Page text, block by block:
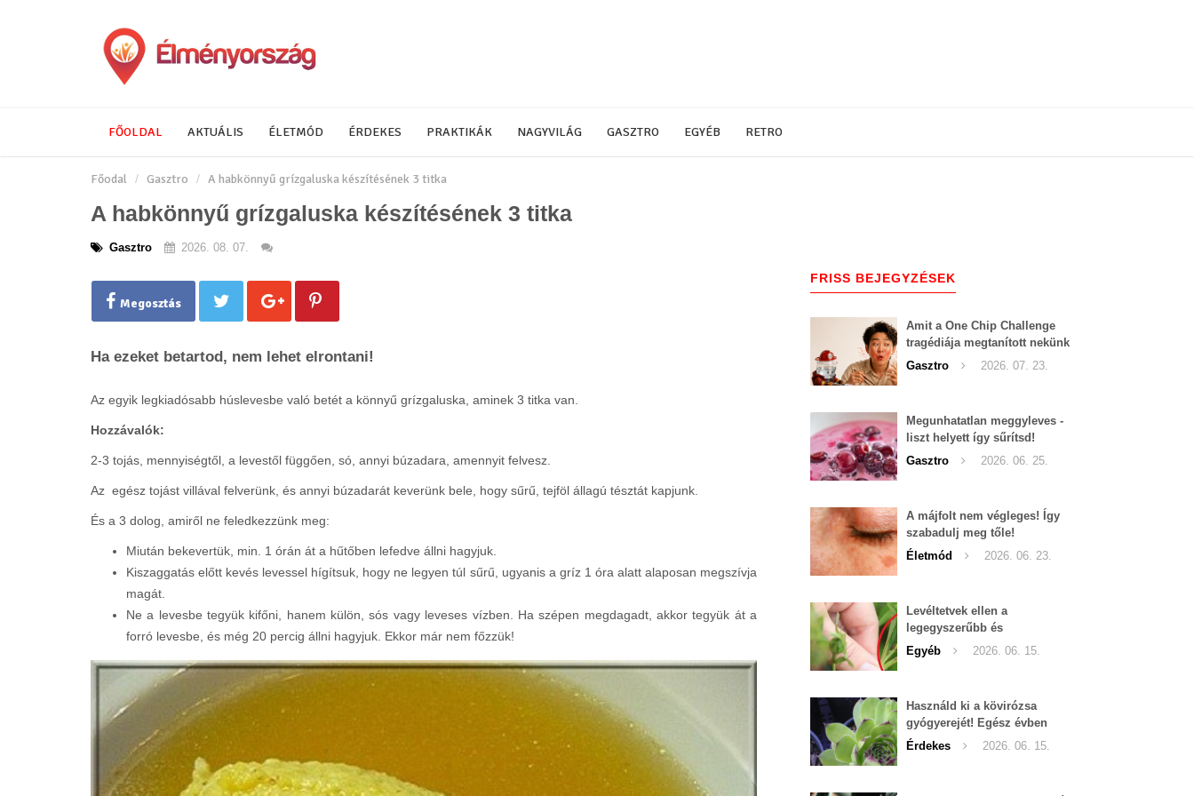
FŐOLDAL AKTUÁLIS ÉLETMÓD ÉRDEKES PRAKTIKÁK NAGYVILÁG GASZTRO EGYÉB RETRO
Főodal Gasztro A habkönnyű grízgaluska készítésének 3 titka
A habkönnyű grízgaluska készítésének 3 titka
Gasztro 2026. 08. 07.
Megosztás
Ha ezeket betartod, nem lehet elrontani!
Az egyik legkiadósabb húslevesbe való betét a könnyű grízgaluska, aminek 3 titka van.
Hozzávalók:
2-3 tojás, mennyiségtől, a levestől függően, só, annyi búzadara, amennyit felvesz.
Az egész tojást villával felverünk, és annyi búzadarát keverünk bele, hogy sűrű, tejföl állagú tésztát kapjunk.
És a 3 dolog, amiről ne feledkezzünk meg:
Miután bekevertük, min. 1 órán át a hűtőben lefedve állni hagyjuk.
Kiszaggatás előtt kevés levessel hígítsuk, hogy ne legyen túl sűrű, ugyanis a gríz 1 óra alatt alaposan megszívja
magát.
Ne a levesbe tegyük kifőni, hanem külön, sós vagy leveses vízben. Ha szépen megdagadt, akkor tegyük át a
forró levesbe, és még 20 percig állni hagyjuk. Ekkor már nem főzzük!
FRISS BEJEGYZÉSEK
Amit a One Chip Challenge
tragédiája megtanított nekünk
a csípős kihívásokról
Gasztro 2026. 07. 23.
Megunhatatlan meggyleves -
liszt helyett így sűrítsd!
Gasztro
2026. 06. 25.
A májfolt nem végleges! Így
szabadulj meg tőle!
Életmód
2026. 06. 23.
Levéltetvek ellen a
legegyszerűbb és
leghatékonyabb filléres
háziszer
Egyéb 2026. 06. 15.
Használd ki a kövirózsa
gyógyerejét! Egész évben
hozzáférhető.
Érdekes 2026. 06. 15.